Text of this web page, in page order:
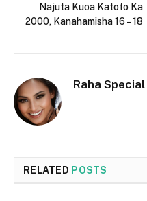
Najuta Kuoa Katoto Ka
2000, Kanahamisha 16 – 18
Raha Special
RELATED POSTS